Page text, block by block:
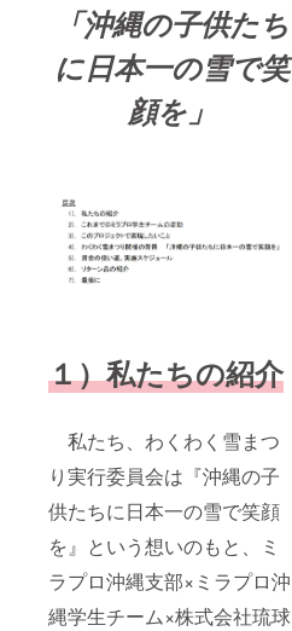
「沖縄の子供たち
に日本一の雪で笑
顔を」
１）私たちの紹介
私たち、わくわく雪まつ
り実行委員会は『沖縄の子
供たちに日本一の雪で笑顔
を』という想いのもと、ミ
ラプロ沖縄支部×ミラプロ沖
縄学生チーム×株式会社琉球